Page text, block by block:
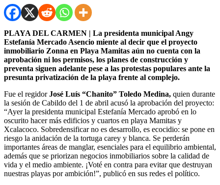
PLAYA DEL CARMEN | La presidenta municipal Angy
Estefanía Mercado Asencio miente al decir que el proyecto
inmobiliario Zonna en Playa Mamitas aún no cuenta con la
aprobación ni los permisos, los planes de construcción y
preventa siguen adelante pese a las protestas populares ante la
presunta privatización de la playa frente al complejo.
Fue el regidorJosé Luís “Chanito” Toledo Medina, quien durante
la sesión de Cabildo del 1 de abril acusó la aprobación del proyecto:
“Ayer la presidenta municipal Estefanía Mercado aprobó en lo
oscurito hacer más edificios y cuartos en playa Mamitas y
Xcalacoco. Sobredensificar no es desarrollo, es ecocidio: se pone en
riesgo la anidación de la tortuga carey y blanca. Se perderán
importantes áreas de manglar, esenciales para el equilibrio ambiental,
además que se priorizan negocios inmobiliarios sobre la calidad de
vida y el medio ambiente. ¡Voté en contra para evitar que destruyan
nuestras playas por ambición!”, publicó en sus redes el político.